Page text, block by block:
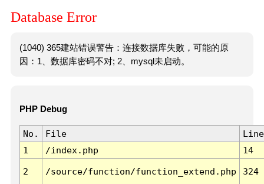
Database Error
(1040) 365建站错误警告：连接数据库失败，可能的原
因：1、数据库密码不对; 2、mysql未启动。
PHP Debug
No. File
Line
1
/index.php 14
2 /source/function/function_extend.php 324